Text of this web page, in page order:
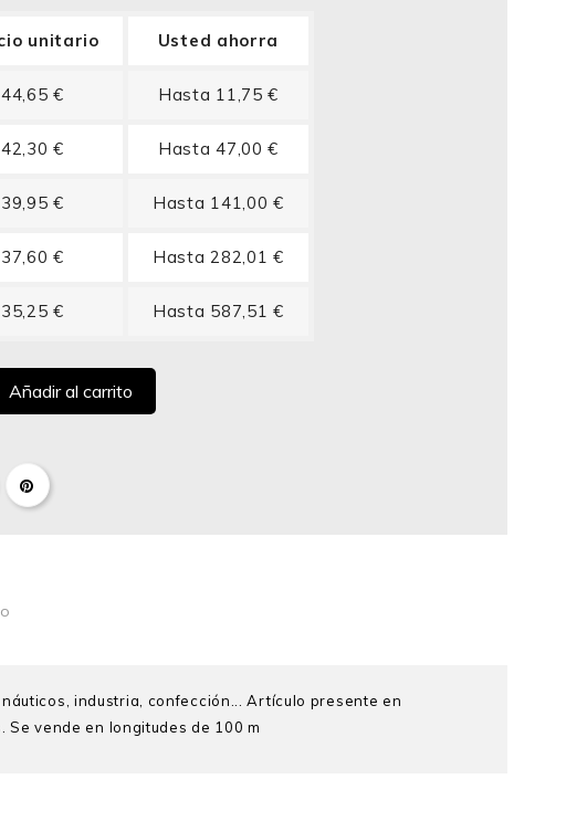
unitario Usted ahorra
44,65 € Hasta 11,75 €
42,30 € Hasta 47,00 €
39,95 € Hasta 141,00 €
37,60 € Hasta 282,01 €
35,25 € Hasta 587,51 €
Añadir al carrito
industria, confección... Artículo presente en
Se vende en longitudes de 100 m